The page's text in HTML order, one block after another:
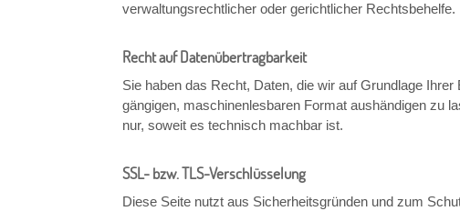
verwaltungsrechtlicher oder gerichtlicher Rechtsbehelfe.
Recht auf Datenübertragbarkeit
Sie haben das Recht, Daten, die wir auf Grundlage
gängigen, maschinenlesbaren Format aushändigen zu
nur, soweit es technisch machbar ist.
SSL- bzw. TLS-Verschlüsselung
Diese Seite nutzt aus Sicherheitsgründen und zum